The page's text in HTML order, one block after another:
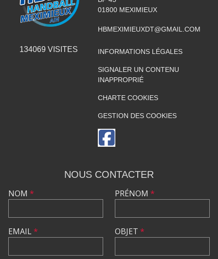
134069 VISITES
01800 MEXIMIEUX
HBMEXIMIEUXDT@GMAIL.COM
INFORMATIONS LÉGALES
SIGNALER UN CONTENU
INAPPROPRIÉ
CHARTE COOKIES
GESTION DES COOKIES
NOUS CONTACTER
NOM *
EMAIL*
PRÉNOM *
OBJET *